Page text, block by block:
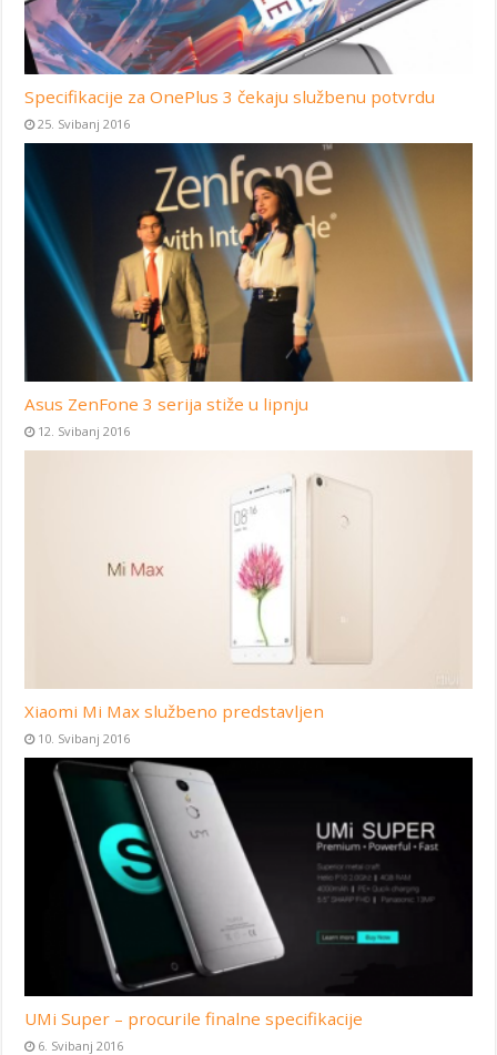
Specifikacije za OnePlus 3 čekaju službenu potvrdu
25. Svibanj 2016
Asus ZenFone 3 serija stiže u lipnju
12. Svibanj 2016
Xiaomi Mi Max službeno predstavljen
10. Svibanj 2016
UMi Super – procurile finalne specifikacije
6. Svibanj 2016